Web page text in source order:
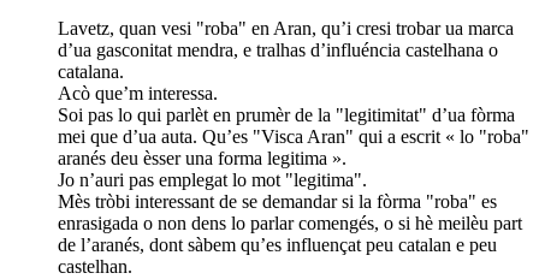
Lavetz, quan vesi "roba" en Aran, qu’i cresi trobar ua marca
d’ua gasconitat mendra, e tralhas d’influéncia castelhana o
catalana.
Acò que’m interessa.
Soi pas lo qui parlèt en prumèr de la "legitimitat" d’ua fòrma
mei que d’ua auta. Qu’es "Visca Aran" qui a escrit « lo "roba"
aranés deu èsser una forma legitima ».
Jo n’auri pas emplegat lo mot "legitima".
Mès tròbi interessant de se demandar si la fòrma "roba" es
enrasigada o non dens lo parlar comengés, o si hè meilèu part
de l’aranés, dont sàbem qu’es influençat peu catalan e peu
castelhan.